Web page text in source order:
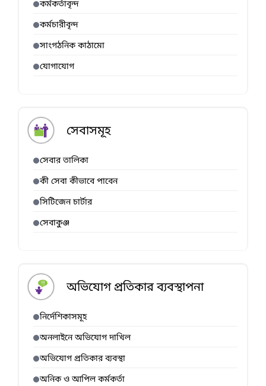
কর্মকর্তাবৃন্দ
কর্মচারীবৃন্দ
সাংগঠনিক কাঠামো
যোগাযোগ
সেবাসমূহ
সেবার তালিকা
কী সেবা কীভাবে পাবেন
সিটিজেন চার্টার
সেবাকুঞ্জ
অভিযোগ প্রতিকার ব্যবস্থাপনা
নির্দেশিকাসমূহ
অনলাইনে অভিযোগ দাখিল
অভিযোগ প্রতিকার ব্যবস্থা
অনিক ও আপিল কর্মকর্তা